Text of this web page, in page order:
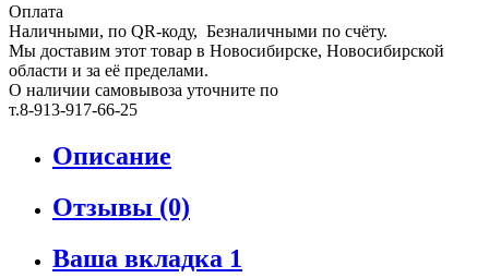
Оплата
Наличными, по QR-коду, Безналичными по счёту.
Мы доставим этот товар в Новосибирске, Новосибирской
области и за её пределами.
О наличии самовывоза уточните по
т.8-913-917-66-25
Описание
Отзывы (0)
Ваша вкладка 1